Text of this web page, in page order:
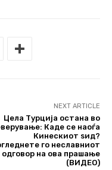
NEXT ARTICLE
Цела Турција остана во
Каде се наоѓа
Кинескиот ѕид?
го неславниот
одговор на ова прашање
(ВИДЕО)